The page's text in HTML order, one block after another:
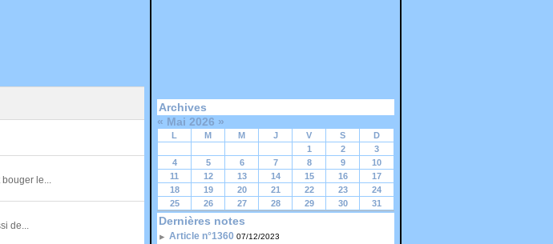
bouger le...
de...
Archives
« Mai 2026 »
L M M J V S
D
1
2
3
4
5 6 7 8 9
10
11
12 13 14 15 16
17
18
19 20 21 22 23
24
25
26 27 28 29 30 31
Dernières notes
Article n°1360 07/12/2023